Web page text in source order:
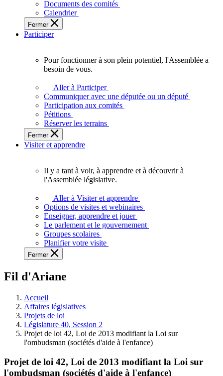
des
Ontariennes
et
Documents des comités
Calendrier
Fermer
Participer
plein
potentiel,
l'Assemblée
a
besoin
de
Pour fonctionner à son plein potentiel, l'Assemblée a
besoin de vous.
Aller à Participer
Communiquer avec une députée ou un député
Participation aux comités
Pétitions
Réserver les terrains
Fermer
Visiter et apprendre
voir,
apprendre
et
à
à
législative.
Il y a tant à voir, à apprendre et à découvrir à
l'Assemblée législative.
Aller à Visiter et apprendre
Options de visites et webinaires
Enseigner, apprendre et jouer
Le parlement et le gouvernement
Groupes scolaires
Planifier votre visite
Fermer
Fil d'Ariane
Accueil
Affaires législatives
Projets de loi
Législature 40, Session 2
Projet de loi 42, Loi de 2013 modifiant la Loi sur
l'ombudsman (sociétés d'aide à l'enfance)
Projet de loi 42, Loi de 2013 modifiant la Loi sur
l'ombudsman (sociétés d'aide à l'enfance)